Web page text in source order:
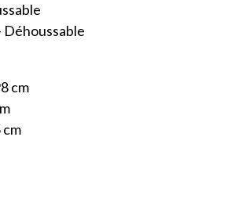
Déhoussable
cm
cm